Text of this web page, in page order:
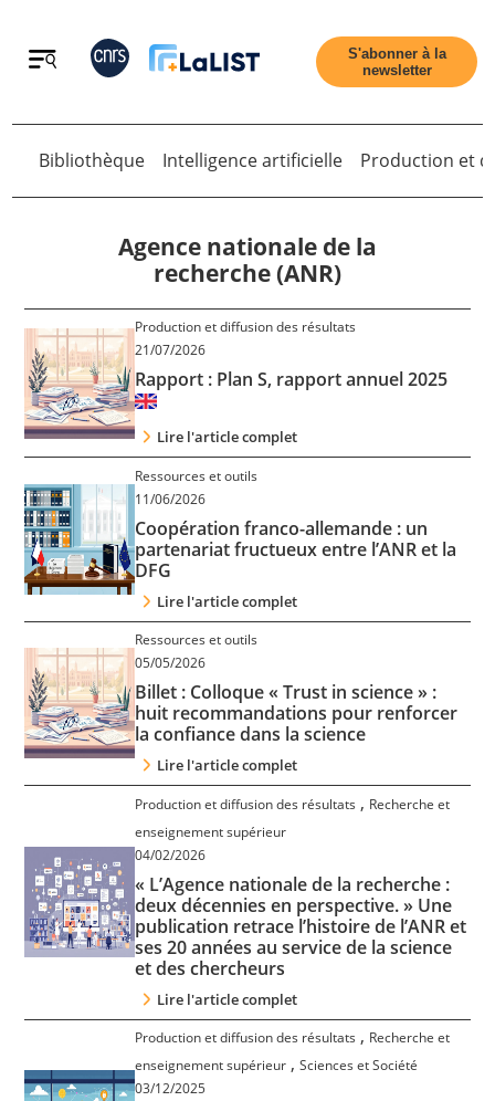
Retour
Tous les articles
Qui sommes nous ?
Contact
Nous suivre
S'abonner à la
newsletter
Bibliothèque Intelligence artificielle Production et
Agence nationale de la
recherche (ANR)
Production et diffusion des résultats
21/07/2026
Rapport : Plan S, rapport annuel 2025
Lire l'article complet
Ressources et outils
11/06/2026
Coopération franco-allemande : un
partenariat fructueux entre l’ANR et la
DFG
Lire l'article complet
Ressources et outils
05/05/2026
Billet : Colloque « Trust in science » :
huit recommandations pour renforcer
la confiance dans la science
Lire l'article complet
Production et diffusion des résultats , Recherche et
enseignement supérieur
04/02/2026
« L’Agence nationale de la recherche :
deux décennies en perspective. » Une
publication retrace l’histoire de l’ANR et
ses 20 années au service de la science
et des chercheurs
Lire l'article complet
Production et diffusion des résultats , Recherche et
enseignement supérieur ,Sciences et Société
03/12/2025